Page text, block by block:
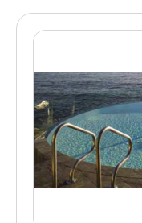
650 x 350 x
645 X 305 X
630x320x150